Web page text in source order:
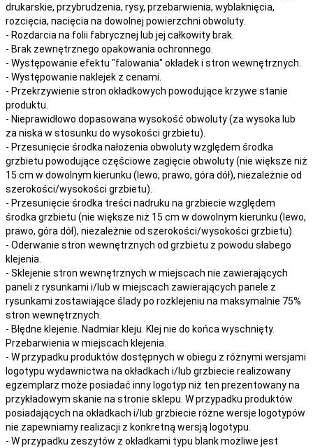
drukarskie, przybrudzenia, rysy, przebarwienia, wyblaknięcia,
rozcięcia, nacięcia na dowolnej powierzchni obwoluty.
- Rozdarcia na folii fabrycznej lub jej całkowity brak.
- Brak zewnętrznego opakowania ochronnego.
- Występowanie efektu "falowania" okładek i stron wewnętrznych.
- Występowanie naklejek z cenami.
- Przekrzywienie stron okładkowych powodujące krzywe stanie
produktu.
- Nieprawidłowo dopasowana wysokość obwoluty (za wysoka lub
za niska w stosunku do wysokości grzbietu).
- Przesunięcie środka nałożenia obwoluty względem środka
grzbietu powodujące częściowe zagięcie obwoluty (nie większe niż
15 cm w dowolnym kierunku (lewo, prawo, góra dół), niezależnie od
szerokości/wysokości grzbietu).
- Przesunięcie środka treści nadruku na grzbiecie względem
środka grzbietu (nie większe niż 15 cm w dowolnym kierunku (lewo,
prawo, góra dół), niezależnie od szerokości/wysokości grzbietu).
- Oderwanie stron wewnętrznych od grzbietu z powodu słabego
klejenia.
- Sklejenie stron wewnętrznych w miejscach nie zawierających
paneli z rysunkami i/lub w miejscach zawierających panele z
rysunkami zostawiające ślady po rozklejeniu na maksymalnie 75%
stron wewnętrznych.
- Błędne klejenie. Nadmiar kleju. Klej nie do końca wyschnięty.
Przebarwienia w miejscach klejenia.
- W przypadku produktów dostępnych w obiegu z różnymi wersjami
logotypu wydawnictwa na okładkach i/lub grzbiecie realizowany
egzemplarz może posiadać inny logotyp niż ten prezentowany na
przykładowym skanie na stronie sklepu. W przypadku produktów
posiadających na okładkach i/lub grzbiecie różne wersje logotypów
nie zapewniamy realizacji z konkretną wersją logotypu.
- W przypadku zeszytów z okładkami typu blank możliwe jest